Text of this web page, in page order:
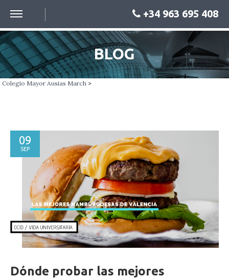
+34 963 695 408
BLOG
Colegio Mayor Ausias March >
09
SEP
Dónde probar las mejores